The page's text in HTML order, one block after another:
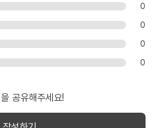
0
0
0
0
공유해주세요!